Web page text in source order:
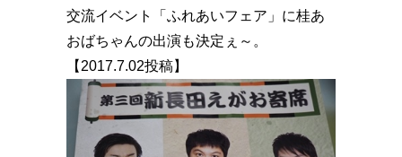
交流イベント「ふれあいフェア」に桂あ
おばちゃんの出演も決定ぇ～。
【2017.7.02投稿】